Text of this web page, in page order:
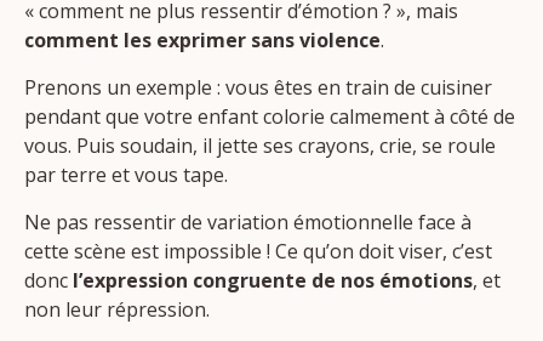
« comment ne plus ressentir d’émotion ? », mais
comment les exprimer sans violence.
Prenons un exemple : vous êtes en train de cuisiner
pendant que votre enfant colorie calmement à côté de
vous. Puis soudain, il jette ses crayons, crie, se roule
par terre et vous tape.
Ne pas ressentir de variation émotionnelle face à
cette scène est impossible ! Ce qu’on doit viser, c’est
donc l’expression congruente de nos émotions, et
non leur répression.